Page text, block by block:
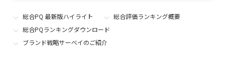
総合PQ 最新版ハイライト
総合評価ランキング概要
総合PQランキングダウンロード
ブランド戦略サーベイのご紹介